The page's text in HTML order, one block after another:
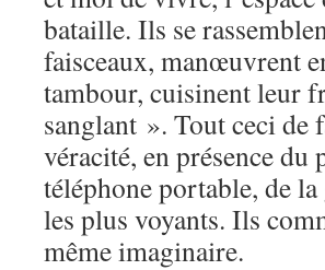
bataille. Ils se
faisceaux, manœuvrent
tambour, cuisinent leur
sanglant ». Tout ceci de
véracité, en présence du
téléphone portable, de
les plus voyants. Ils
même imaginaire.